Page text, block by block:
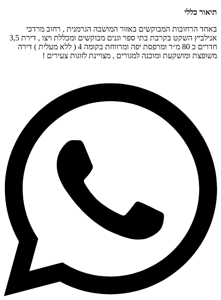
תיאור כללי
באחד הרחובות המבוקשים באזור המושבה הגרמנית , רחוב מרדכי
אנילביץ השקט בקרבת בתי ספר וגנים מבוקשים ומכללת ויצו , דירת 3,5
חדרים כ 80 מ״ר ומרפסת יפה ומרווחת בקומה 4 ( ללא מעלית ) דירה
משופצת ומושקעת ומוכנה למגורים , מצויינת לזוגות צעירים !